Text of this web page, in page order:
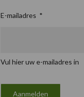
E-mailadres *
Vul hier uw e-mailadres in